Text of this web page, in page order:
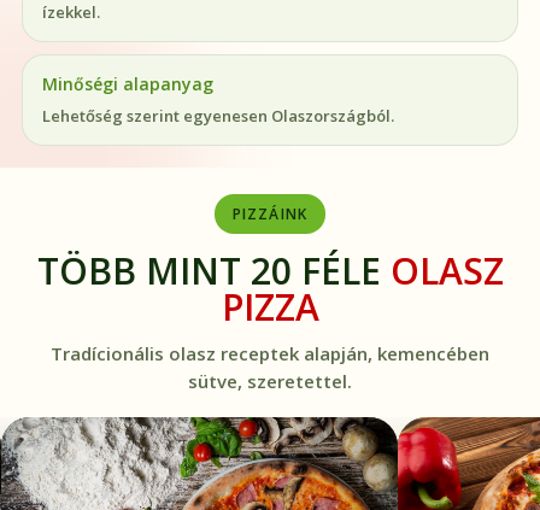
ízekkel.
Minőségi alapanyag
Lehetőség szerint egyenesen Olaszországból.
PIZZÁINK
TÖBB MINT 20 FÉLE OLASZ
PIZZA
Tradícionális olasz receptek alapján, kemencében
sütve, szeretettel.